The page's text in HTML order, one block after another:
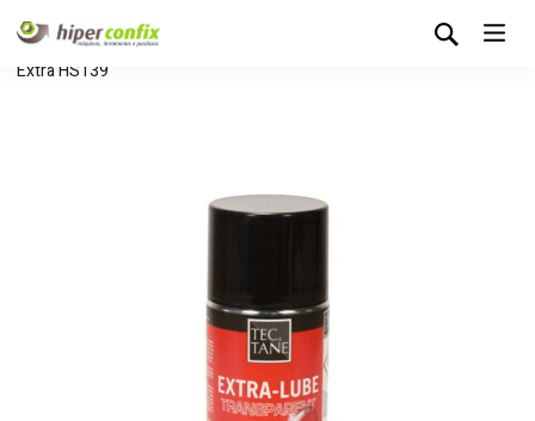
Início Loja Hipertintas
Spray Lubrificante
Extra HS139